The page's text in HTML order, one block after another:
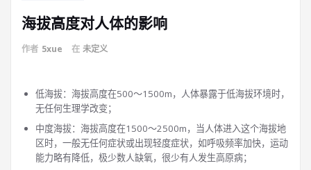
海拔高度对人体的影响
作者 5xue 在 未定义
低海拔：海拔高度在500～1500m，人体暴露于低海拔环境时，
无任何生理学改变；
中度海拔：海拔高度在1500～2500m，当人体进入这个海拔地
区时，一般无任何症状或出现轻度症状，如呼吸频率加快，运动
能力略有降低，极少数人缺氧，很少有人发生高原病；